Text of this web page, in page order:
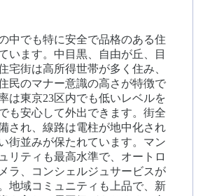
中でも特に安全で品格のある住
います。中目黒、自由が丘、目
宅街は高所得世帯が多く住み、
民のマナー意識の高さが特徴で
は東京23区内でも低いレベルを
も安心して外出できます。街全
され、線路は電柱が地中化され
街並みが保たれています。マン
リティも最高水準で、オートロ
ラ、コンシェルジュサービスが
地域コミュニティも上品で、新